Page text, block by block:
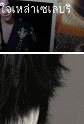
เหล่าเซเลบริ